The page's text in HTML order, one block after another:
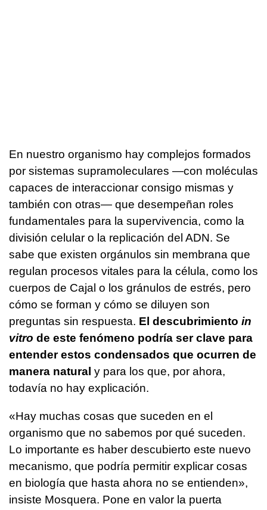
En nuestro organismo hay complejos formados
por sistemas supramoleculares —con moléculas
capaces de interaccionar consigo mismas y
también con otras— que desempeñan roles
fundamentales para la supervivencia, como la
división celular o la replicación del ADN. Se
sabe que existen orgánulos sin membrana que
regulan procesos vitales para la célula, como los
cuerpos de Cajal o los gránulos de estrés, pero
cómo se forman y cómo se diluyen son
preguntas sin respuesta. El descubrimiento in
vitro de este fenómeno podría ser clave para
entender estos condensados que ocurren de
manera natural y para los que, por ahora,
todavía no hay explicación.
«Hay muchas cosas que suceden en el
organismo que no sabemos por qué suceden.
Lo importante es haber descubierto este nuevo
mecanismo, que podría permitir explicar cosas
en biología que hasta ahora no se entienden»,
insiste Mosquera. Pone en valor la puerta